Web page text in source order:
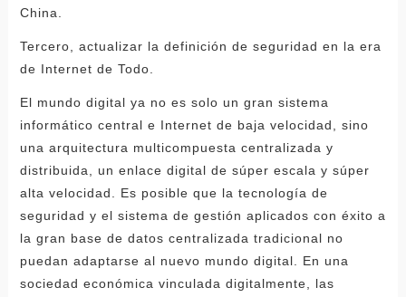
China.
Tercero, actualizar la definición de seguridad en la era
de Internet de Todo.
El mundo digital ya no es solo un gran sistema
informático central e Internet de baja velocidad, sino
una arquitectura multicompuesta centralizada y
distribuida, un enlace digital de súper escala y súper
alta velocidad. Es posible que la tecnología de
seguridad y el sistema de gestión aplicados con éxito a
la gran base de datos centralizada tradicional no
puedan adaptarse al nuevo mundo digital. En una
sociedad económica vinculada digitalmente, las